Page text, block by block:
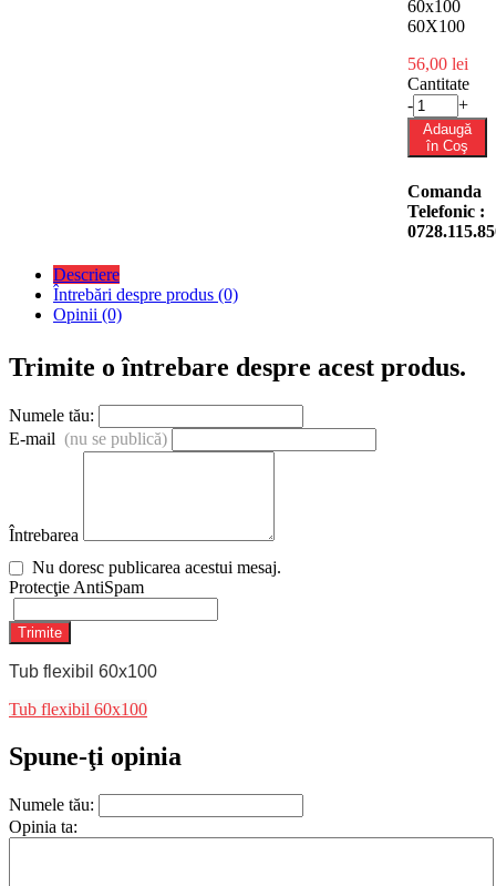
60x100
60X100
56,00 lei
Cantitate
-
+
Adaugă
în Coş
Comanda
Telefonic :
Descriere
Întrebări despre produs (0)
Opinii (0)
Trimite o întrebare despre acest produs.
Numele tău:
E-mail (nu se publică)
Întrebarea
Nu doresc publicarea acestui mesaj.
Protecţie AntiSpam
Trimite
Tub flexibil 60x100
Tub flexibil 60x100
Spune-ţi opinia
Numele tău:
Opinia ta: